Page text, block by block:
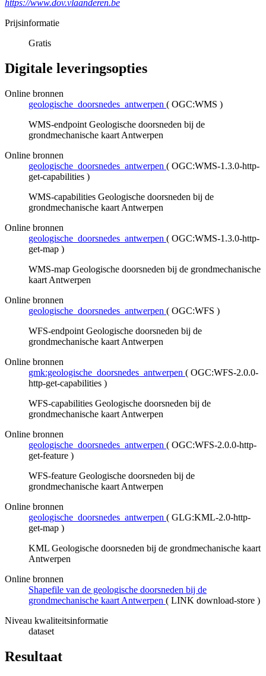
https://www.dov.vlaanderen.be
Prijsinformatie
Gratis
Digitale leveringsopties
Online bronnen
geologische_doorsnedes_antwerpen ( OGC:WMS )
WMS-endpoint Geologische doorsneden bij de
grondmechanische kaart Antwerpen
Online bronnen
geologische_doorsnedes_antwerpen ( OGC:WMS-1.3.0-http-
get-capabilities )
WMS-capabilities Geologische doorsneden bij de
grondmechanische kaart Antwerpen
Online bronnen
geologische_doorsnedes_antwerpen ( OGC:WMS-1.3.0-http-
get-map )
WMS-map Geologische doorsneden bij de grondmechanische
kaart Antwerpen
Online bronnen
geologische_doorsnedes_antwerpen ( OGC:WFS )
WFS-endpoint Geologische doorsneden bij de
grondmechanische kaart Antwerpen
Online bronnen
gmk:geologische_doorsnedes_antwerpen ( OGC:WFS-2.0.0-
http-get-capabilities )
WFS-capabilities Geologische doorsneden bij de
grondmechanische kaart Antwerpen
Online bronnen
geologische_doorsnedes_antwerpen ( OGC:WFS-2.0.0-http-
get-feature )
WFS-feature Geologische doorsneden bij de
grondmechanische kaart Antwerpen
Online bronnen
geologische_doorsnedes_antwerpen ( GLG:KML-2.0-http-
get-map )
KML Geologische doorsneden bij de grondmechanische kaart
Antwerpen
Online bronnen
Shapefile van de geologische doorsneden bij de
grondmechanische kaart Antwerpen ( LINK download-store )
Niveau kwaliteitsinformatie
dataset
Resultaat